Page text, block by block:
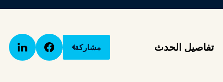
تفاصيل الحدث مشاركة